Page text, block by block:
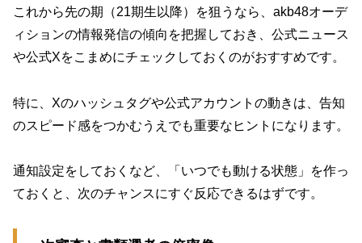
これから先の期（21期生以降）を狙うなら、akb48オーデ
ィションの情報発信の傾向を把握しておき、公式ニュース
や公式Xをこまめにチェックしておくのがおすすめです。
特に、Xのハッシュタグや公式アカウントの動きは、告知
のスピード感をつかむうえでも重要なヒントになります。
通知設定をしておくなど、「いつでも動ける状態」を作っ
ておくと、次のチャンスにすぐ反応できるはずです。